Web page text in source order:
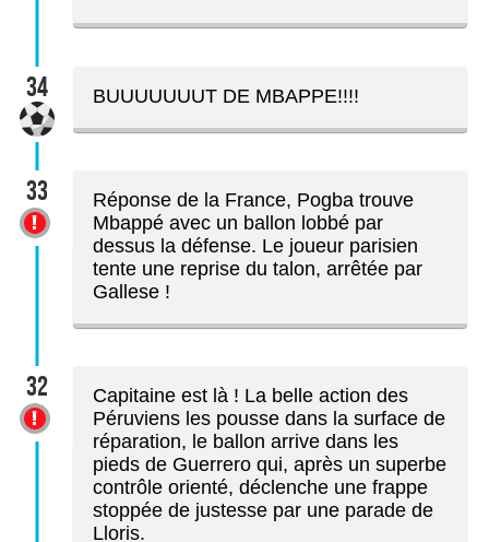
34 BUUUUUUUT DE MBAPPE!!!!
33
Réponse de la France, Pogba trouve
Mbappé avec un ballon lobbé par
dessus la défense. Le joueur parisien
tente une reprise du talon, arrêtée par
Gallese !
32
Capitaine est là ! La belle action des
Péruviens les pousse dans la surface de
réparation, le ballon arrive dans les
pieds de Guerrero qui, après un superbe
contrôle orienté, déclenche une frappe
stoppée de justesse par une parade de
Lloris.